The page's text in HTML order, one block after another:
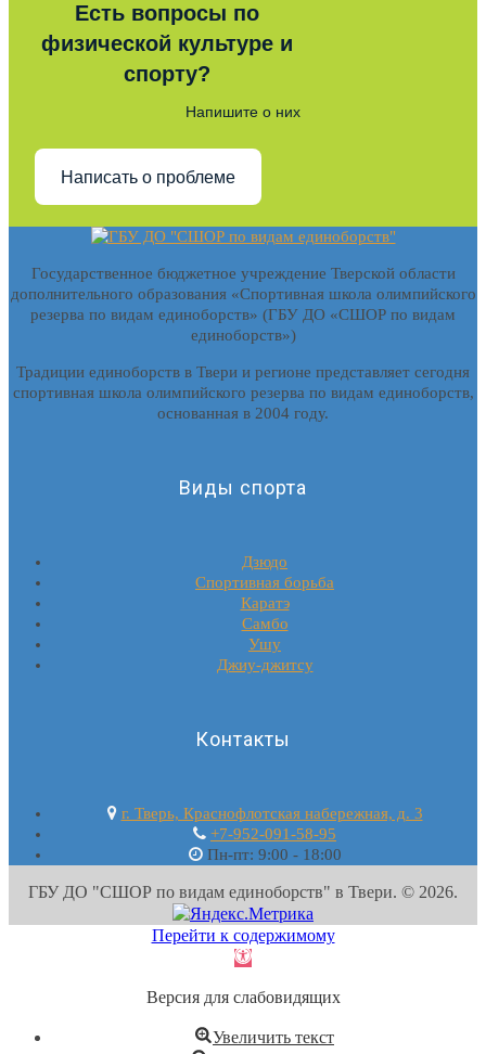
Есть вопросы по
физической культуре и
спорту?
Напишите о них
Написать о проблеме
Государственное бюджетное учреждение Тверской области
дополнительного образования «Спортивная школа олимпийского
резерва по видам единоборств» (ГБУ ДО «СШОР по видам
единоборств»)
Традиции единоборств в Твери и регионе представляет сегодня
спортивная школа олимпийского резерва по видам единоборств,
основанная в 2004 году.
Виды спорта
Дзюдо
Спортивная борьба
Каратэ
Самбо
Ушу
Джиу-джитсу
Контакты
г. Тверь, Краснофлотская набережная, д. 3
+7-952-091-58-95
Пн-пт: 9:00 - 18:00
ГБУ ДО "СШОР по видам единоборств" в Твери. © 2026.
Перейти к содержимому
Открыть
инструментов
Версия для слабовидящих
Увеличить текст